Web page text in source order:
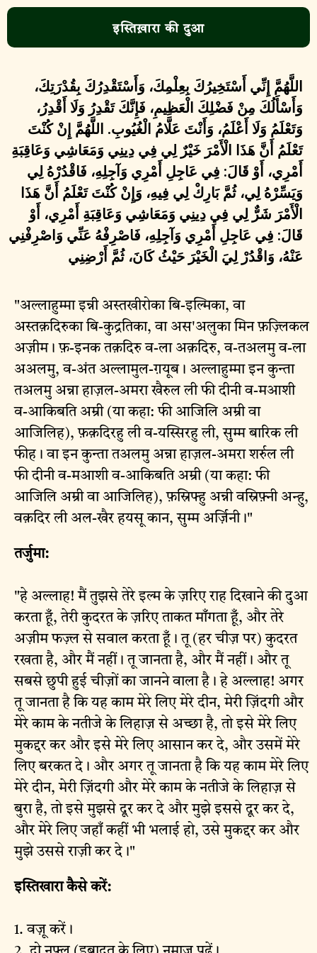
इस्तिख़ारा की दुआ
اللَّهُمَّ إِنِّي أَسْتَخِيرُكَ بِعِلْمِكَ، وَأَسْتَقْدِرُكَ بِقُدْرَتِكَ،
وَأَسْأَلُكَ مِنْ فَضْلِكَ الْعَظِيمِ، فَإِنَّكَ تَقْدِرُ وَلَا أَقْدِرُ،
وَتَعْلَمُ وَلَا أَعْلَمُ، وَأَنْتَ عَلَّامُ الْغُيُوبِ. اللَّهُمَّ إِنْ كُنْتَ
تَعْلَمُ أَنَّ هَذَا الْأَمْرَ خَيْرٌ لِي فِي دِينِي وَمَعَاشِي وَعَاقِبَةِ
أَمْرِي، أَوْ قَالَ: فِي عَاجِلِ أَمْرِي وَآجِلِهِ، فَاقْدُرْهُ لِي
وَيَسِّرْهُ لِي، ثُمَّ بَارِكْ لِي فِيهِ، وَإِنْ كُنْتَ تَعْلَمُ أَنَّ هَذَا
الْأَمْرَ شَرٌّ لِي فِي دِينِي وَمَعَاشِي وَعَاقِبَةِ أَمْرِي، أَوْ
قَالَ: فِي عَاجِلِ أَمْرِي وَآجِلِهِ، فَاصْرِفْهُ عَنِّي وَاصْرِفْنِي
عَنْهُ، وَاقْدُرْ لِيَ الْخَيْرَ حَيْثُ كَانَ، ثُمَّ أَرْضِنِي
"अल्लाहुम्मा इन्नी अस्तखीरोका बि-इल्मिका, वा
अस्तक़दिरुका बि-कुद्रतिका, वा अस'अलुका मिन फ़ज़्लिकल
अज़ीम। फ़-इनक तक़दिरु व-ला अक़दिरु, व-तअलमु व-ला
अअलमु, व-अंत अल्लामुल-ग़यूब। अल्लाहुम्मा इन कुन्ता
तअलमु अन्ना हाज़ल-अमरा खैरुल ली फी दीनी व-मआशी
व-आकिबति अम्री (या कहा: फी आजिलि अम्री वा
आजिलिह), फ़क़दिरहु ली व-यस्सिरहु ली, सुम्म बारिक ली
फीह। वा इन कुन्ता तअलमु अन्ना हाज़ल-अमरा शर्रुल ली
फी दीनी व-मआशी व-आकिबति अम्री (या कहा: फी
आजिलि अम्री वा आजिलिह), फ़स्रिफ्हु अन्नी वस्रिफ़्नी अन्हु,
वक़दिर ली अल-खैर हयसू कान, सुम्म अर्ज़िनी।"
तर्जुमा:
"हे अल्लाह! मैं तुझसे तेरे इल्म के ज़रिए राह दिखाने की दुआ
करता हूँ, तेरी कुदरत के ज़रिए ताकत माँगता हूँ, और तेरे
अज़ीम फज़्ल से सवाल करता हूँ। तू (हर चीज़ पर) कुदरत
रखता है, और मैं नहीं। तू जानता है, और मैं नहीं। और तू
सबसे छुपी हुई चीज़ों का जानने वाला है। हे अल्लाह! अगर
तू जानता है कि यह काम मेरे लिए मेरे दीन, मेरी ज़िंदगी और
मेरे काम के नतीजे के लिहाज़ से अच्छा है, तो इसे मेरे लिए
मुकद्दर कर और इसे मेरे लिए आसान कर दे, और उसमें मेरे
लिए बरकत दे। और अगर तू जानता है कि यह काम मेरे लिए
मेरे दीन, मेरी ज़िंदगी और मेरे काम के नतीजे के लिहाज़ से
बुरा है, तो इसे मुझसे दूर कर दे और मुझे इससे दूर कर दे,
और मेरे लिए जहाँ कहीं भी भलाई हो, उसे मुकद्दर कर और
मुझे उससे राज़ी कर दे।"
इस्तिखारा कैसे करें:
1. वज़ू करें।